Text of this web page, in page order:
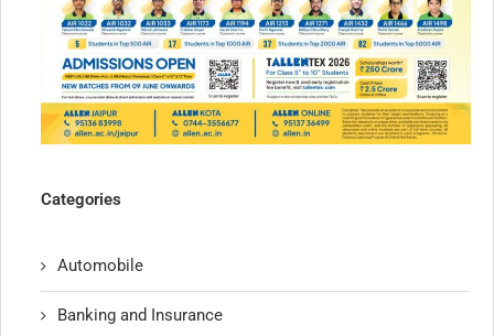
Categories
Automobile
Banking and Insurance